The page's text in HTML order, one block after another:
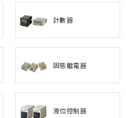
計數器
固態繼電器
液位控制器